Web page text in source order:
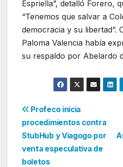
Espriella”, detalló Forero,
“Tenemos que salvar a
democracia y su libertad”.
Paloma Valencia había
su respaldo por Abelardo
Navegación
de
entradas
Profeco inicia
procedimientos contra
StubHub y Viagogo por
venta especulativa de
boletos